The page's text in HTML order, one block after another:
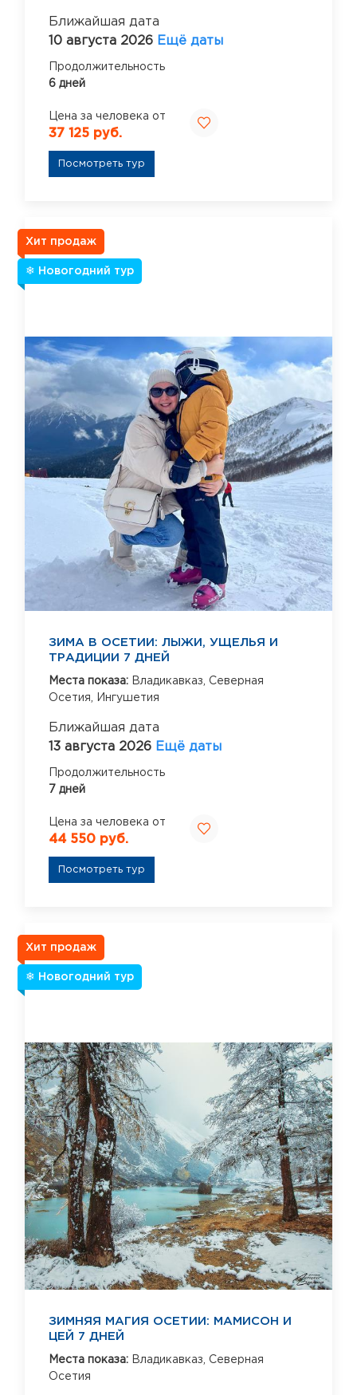
Ближайшая дата
10 августа 2026 Ещё даты
Продолжительность
6 дней
Цена за человека от
37 125 руб.
Посмотреть тур
Хит продаж
❄ Новогодний тур
ЗИМА В ОСЕТИИ: ЛЫЖИ, УЩЕЛЬЯ И
ТРАДИЦИИ 7 ДНЕЙ
Места показа: Владикавказ, Северная
Осетия,
Ингушетия
Ближайшая дата
13 августа 2026 Ещё даты
Продолжительность
7 дней
Цена за человека от
44 550 руб.
Посмотреть тур
Хит продаж
❄ Новогодний тур
ЗИМНЯЯ МАГИЯ ОСЕТИИ: МАМИСОН И
ЦЕЙ 7 ДНЕЙ
Места показа: Владикавказ, Северная
Осетия